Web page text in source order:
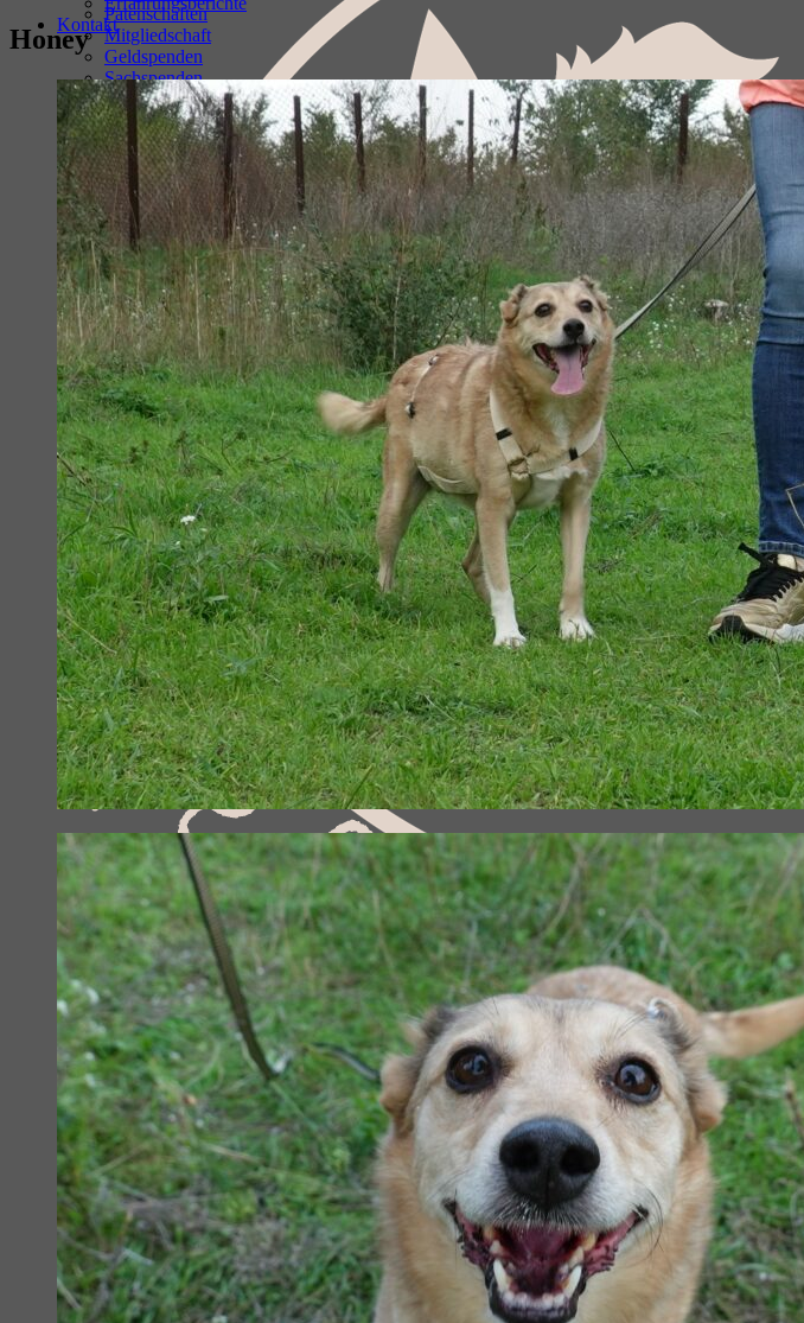
Patenschaften
Mitgliedschaft
Geldspenden
Sachspenden
Ehrenamtliche Mitarbeit
Spenden über Online-Shopping
Amazon- Wunschliste
Kontakt
Honey